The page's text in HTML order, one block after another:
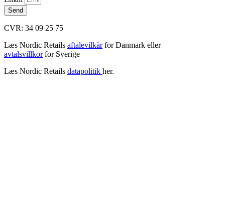
Send
CVR: 34 09 25 75
Læs Nordic Retails aftalevilkårfor Danmark eller
avtalsvillkorfor Sverige
Læs Nordic Retails datapolitik her.